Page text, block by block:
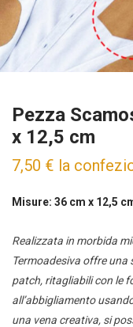
Pezza
x 12,5 cm
7,50 € la
Misure: 36 cm x 12,5
Realizzata in morbida
Termoadesiva offre una
patch, ritagliabili con le
all’abbigliamento
una vena creativa, si